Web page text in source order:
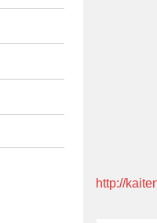
http://